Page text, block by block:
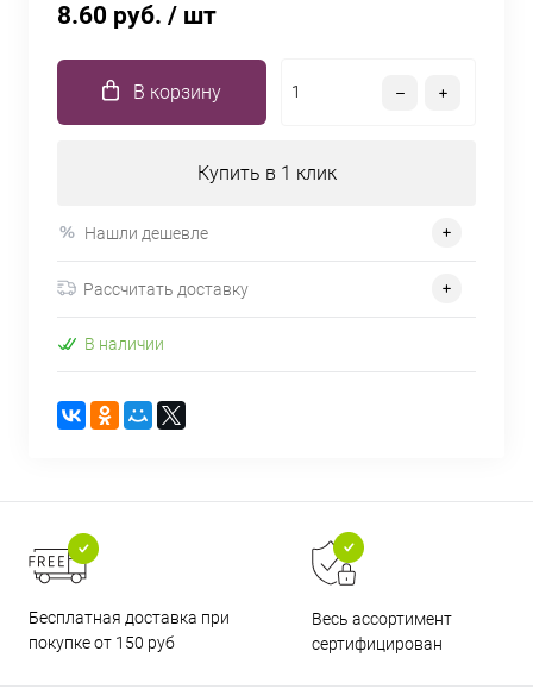
8.60 руб. / шт
В корзину
Купить в 1 клик
Нашли дешевле
Рассчитать доставку
В наличии
Бесплатная доставка при
покупке от 150 руб
Весь ассортимент
сертифицирован